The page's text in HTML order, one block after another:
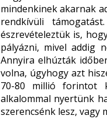
mindenkinek akarnak
rendkívüli
észrevételeztük is,
pályázni, mivel addig
Annyira elhúzták
volna, úgyhogy azt
70-80 millió forintot
alkalommal nyertünk
szerencsénk lesz, vagy